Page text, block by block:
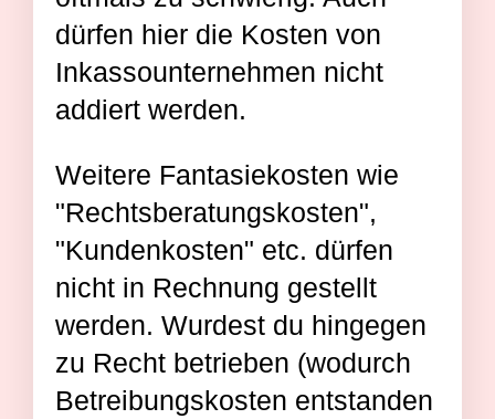
dürfen hier die Kosten von
Inkassounternehmen nicht
addiert werden.
Weitere Fantasiekosten wie
"Rechtsberatungskosten",
"Kundenkosten" etc. dürfen
nicht in Rechnung gestellt
werden. Wurdest du hingegen
zu Recht betrieben (wodurch
Betreibungskosten entstanden